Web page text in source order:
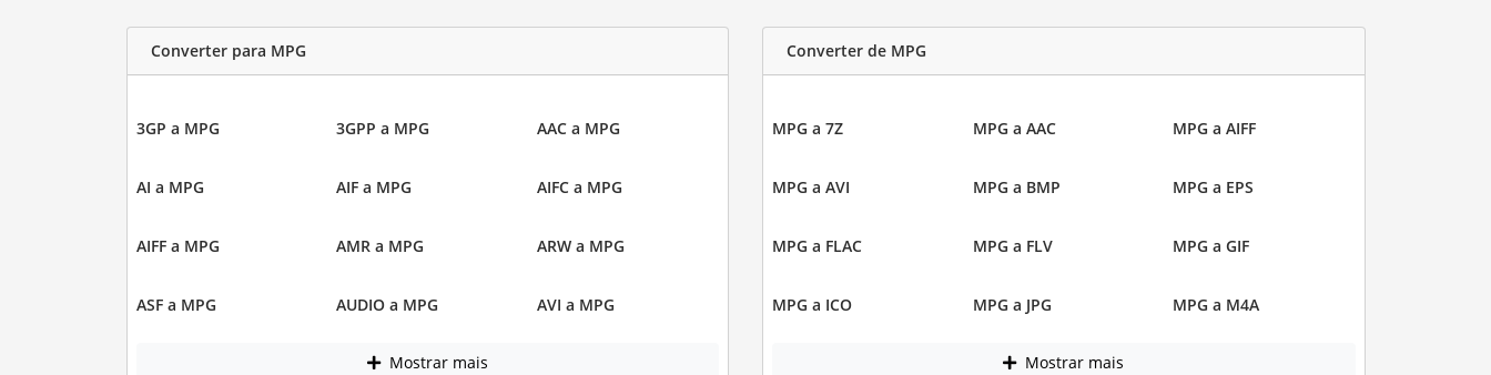
Converter para MPG
3GP a MPG 3GPP a MPG AAC a MPG
AI a MPG AIF a MPG AIFC a MPG
AIFF a MPG AMR a MPG ARW a MPG
ASF a MPG AUDIO a MPG AVI a MPG
Mostrar mais
Converter de MPG
MPG a 7Z MPG a AAC MPG a AIFF
MPG a AVI MPG a BMP MPG a EPS
MPG a FLAC MPG a FLV MPG a GIF
MPG a ICO MPG a JPG MPG a M4A
Mostrar mais